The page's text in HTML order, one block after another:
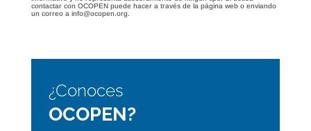
contactar con OCOPEN puede hacer a través de la página web o enviando
un correo a info@ocopen.org.
¿Conoces
OCOPEN?